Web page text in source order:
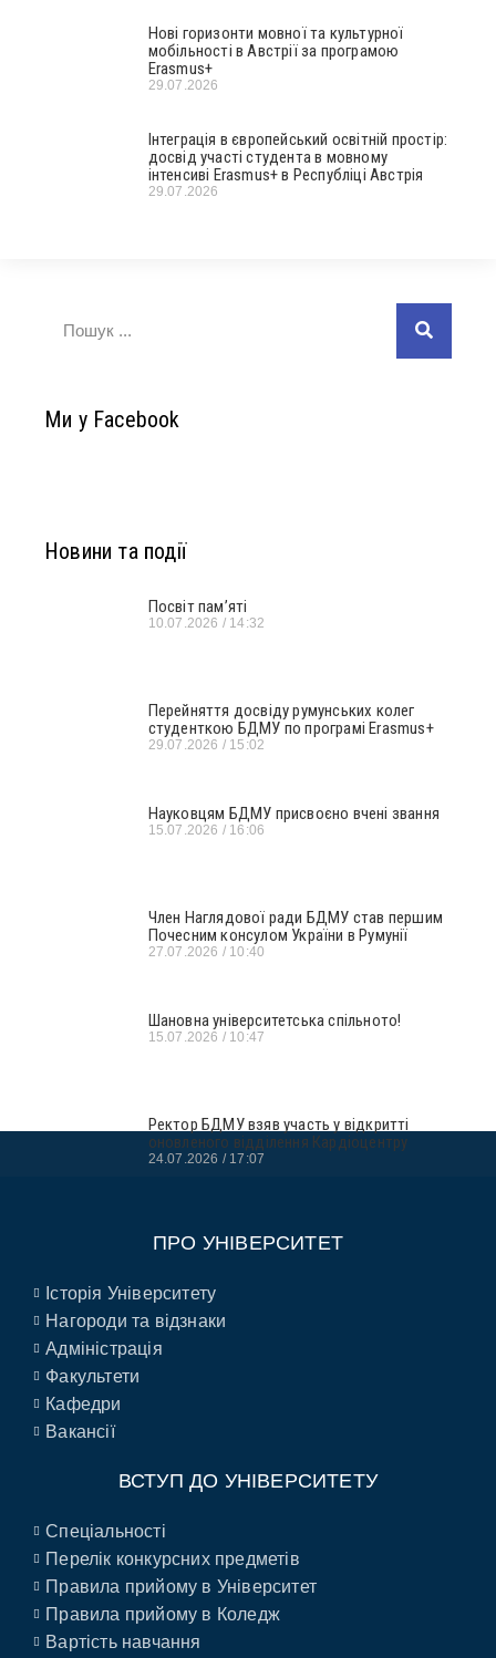
Нові горизонти мовної та культурної
мобільності в Австрії за програмою
Erasmus+
29.07.2026
Інтеграція в європейський освітній простір:
досвід участі студента в мовному
інтенсиві Erasmus+ в Республіці Австрія
29.07.2026
Ми у Facebook
Новини та події
Посвіт пам’яті
10.07.2026 14:32
Перейняття досвіду румунських колег
студенткою БДМУ по програмі Erasmus+
29.07.2026 15:02
Науковцям БДМУ присвоєно вчені звання
15.07.2026 16:06
Член Наглядової ради БДМУ став першим
Почесним консулом України в Румунії
27.07.2026 10:40
Шановна університетська спільното!
15.07.2026 10:47
Ректор БДМУ взяв участь у відкритті
оновленого відділення Кардіоцентру
24.07.2026 17:07
ПРО УНІВЕРСИТЕТ
Історія Університету
Нагороди та відзнаки
Адміністрація
Факультети
Кафедри
Вакансії
ВСТУП ДО УНІВЕРСИТЕТУ
Спеціальності
Перелік конкурсних предметів
Правила прийому в Університет
Правила прийому в Коледж
Вартість навчання